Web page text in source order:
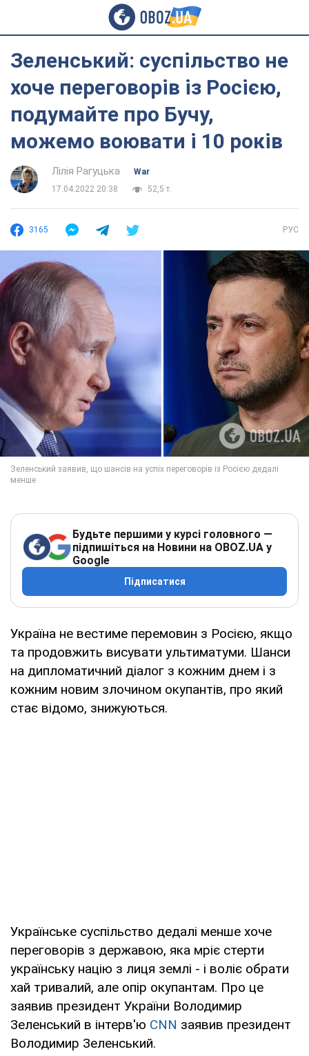
Зеленський: суспільство не
хоче переговорів із Росією,
подумайте про Бучу,
можемо воювати і 10 років
Лілія Рагуцька
War
17.04.2022 20:38
52,5 т.
3165 РУС
Будьте першими у курсі головного —
підпишіться на Новини на OBOZ.UA у
Google
Підписатися
Україна не вестиме перемовин з Росією, якщо
та продовжить висувати ультиматуми. Шанси
на дипломатичний діалог з кожним днем і з
кожним новим злочином окупантів, про який
стає відомо, знижуються.
Українське суспільство дедалі менше хоче
переговорів з державою, яка мріє стерти
українську націю з лиця землі - і воліє обрати
хай тривалий, але опір окупантам. Про це
заявив президент України Володимир
Зеленський в інтерв'ю CNN заявив президент
Володимир Зеленський.